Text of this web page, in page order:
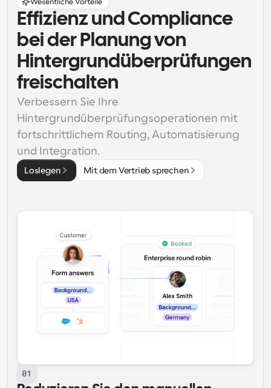
Wesentliche Vorteile
Effizienz und Compliance
bei der Planung von
Hintergrundüberprüfungen
freischalten
Verbessern Sie Ihre
Hintergrundüberprüfungsoperationen mit
fortschrittlichem Routing, Automatisierung
und Integration.
Loslegen Mit dem Vertrieb sprechen
01